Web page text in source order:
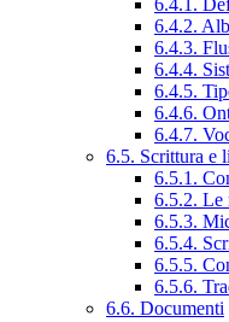
6.4.2.
6.4.3.
6.4.4.
6.4.5.
6.4.6.
6.4.7.
6.5. Scrittura e
6.5.1.
6.5.2. Le
6.5.3.
6.5.4.
6.5.5.
6.5.6.
6.6. Documenti